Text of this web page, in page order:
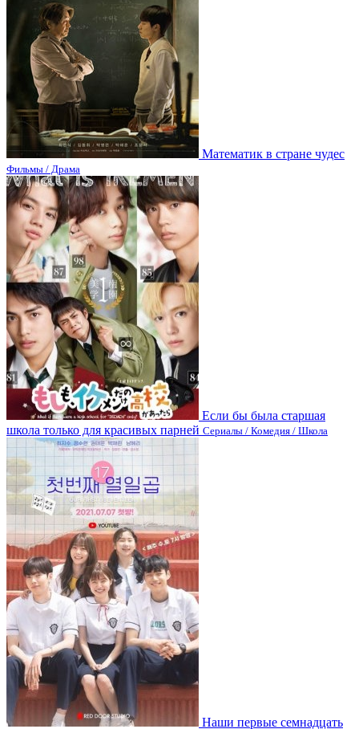
Математик в стране чудес
Фильмы / Драма
Если бы была старшая
школа только для красивых парней Сериалы / Комедия / Школа
Наши первые семнадцать